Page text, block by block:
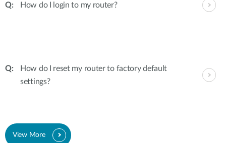
How do I login to my router?
How do I reset my router to factory default
settings?
View More